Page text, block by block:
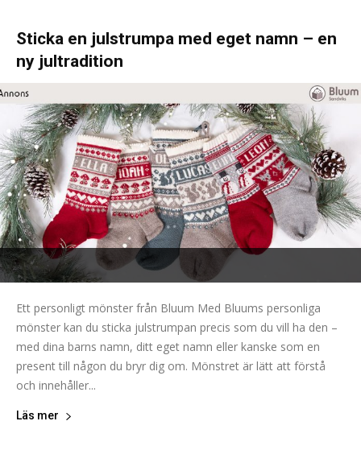
Sticka en julstrumpa med eget namn – en
ny jultradition
Ett personligt mönster från Bluum Med Bluums personliga
mönster kan du sticka julstrumpan precis som du vill ha den –
med dina barns namn, ditt eget namn eller kanske som en
present till någon du bryr dig om. Mönstret är lätt att förstå
och innehåller...
Läs mer